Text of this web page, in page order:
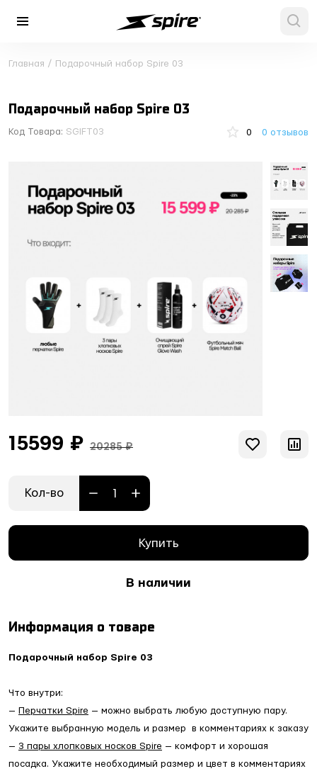
Главная / Подарочный набор Spire 03
Подарочный набор Spire 03
Код Товара: SGIFT03 0 0 отзывов
15599 ₽ 20285 ₽
Кол-во
Купить
В наличии
Информация о товаре
Подарочный набор Spire 03
Что внутри:
— Перчатки Spire — можно выбрать любую доступную пару.
Укажите выбранную модель и размер в комментариях к заказу
— 3 пары хлопковых носков Spire — комфорт и хорошая
посадка. Укажите необходимый размер и цвет в комментариях